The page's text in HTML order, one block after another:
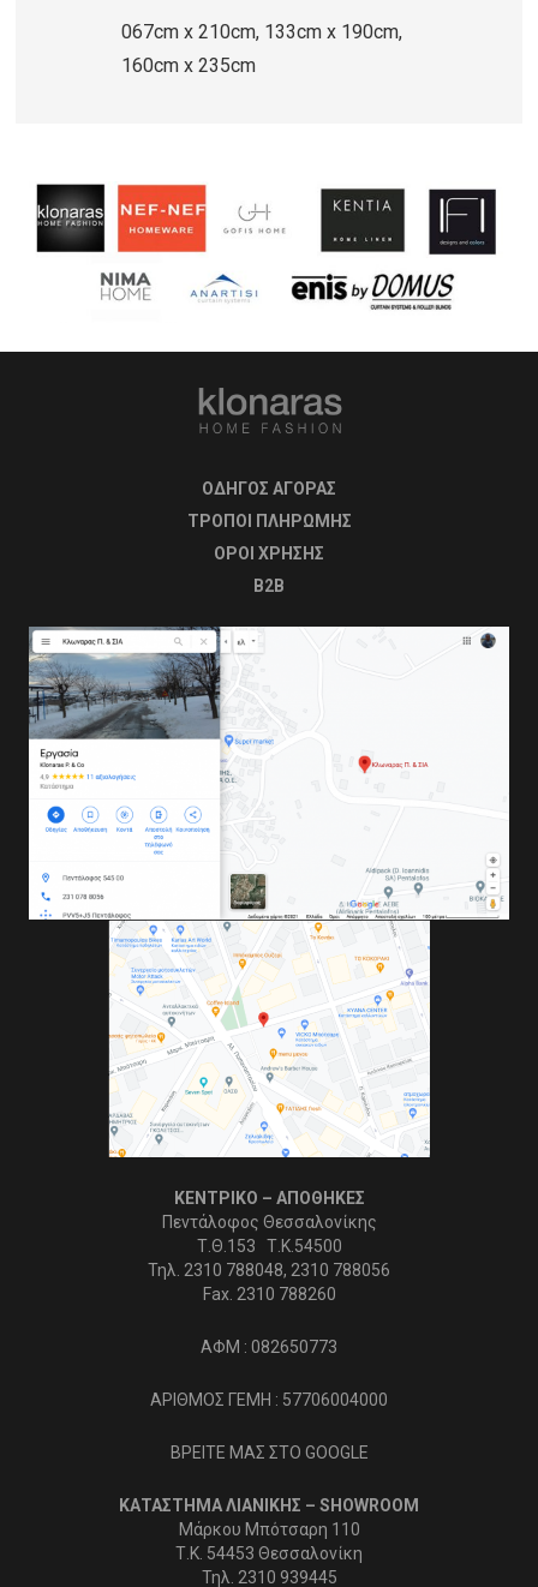
067cm x 210cm, 133cm x 190cm,
160cm x 235cm
ΟΔΗΓΟΣ ΑΓΟΡΑΣ
ΤΡΟΠΟΙ ΠΛΗΡΩΜΗΣ
OΡΟΙ ΧΡΗΣΗΣ
B2B
ΚΕΝΤΡΙΚΟ – ΑΠΟΘΗΚΕΣ
Πεντάλοφος Θεσσαλονίκης
Τ.Θ.153 Τ.Κ.54500
Τηλ. 2310 788048, 2310 788056
Fax. 2310 788260
ΑΦΜ : 082650773
ΑΡΙΘΜΟΣ ΓΕΜΗ : 57706004000
ΒΡΕΙΤΕ ΜΑΣ ΣΤΟ GOOGLE
ΚΑΤΑΣΤΗΜΑ ΛΙΑΝΙΚΗΣ – SHOWROOM
Μάρκου Μπότσαρη 110
Τ.Κ. 54453 Θεσσαλονίκη
Τηλ. 2310 939445